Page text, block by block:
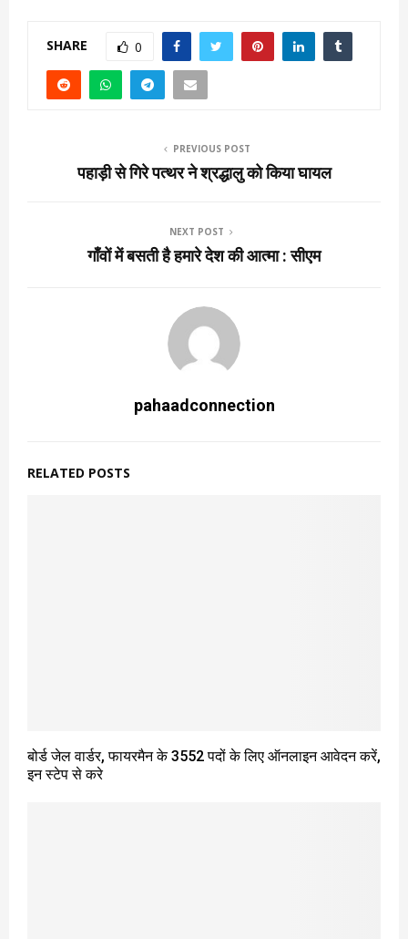
SHARE 0
PREVIOUS POST
पहाड़ी से गिरे पत्थर ने श्रद्धालु को किया घायल
NEXT POST
गाँवों में बसती है हमारे देश की आत्मा : सीएम
pahaadconnection
RELATED POSTS
बोर्ड जेल वार्डर, फायरमैन के 3552 पदों के लिए ऑनलाइन आवेदन करें,
इन स्टेप से करे